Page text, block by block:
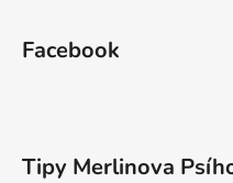
Facebook
Tipy Merlinova